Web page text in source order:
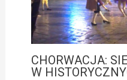
CHORWACJA:
W